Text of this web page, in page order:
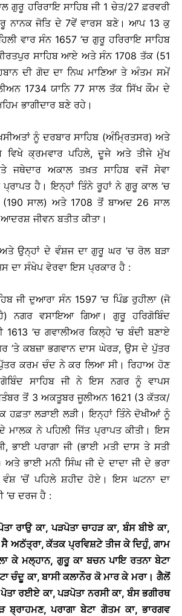
ਹਰਿਰਾਇ ਸਾਹਿਬ ਜੀ 1 ਚੇਤ/27 ਫ਼ਰਵਰੀ
ਨਾਨਕ ਜੋਤਿ ਦੇ 7ਵੇਂ ਵਾਰਸ ਬਣੇ। ਆਪ 13 ਕੁ
ਵਾਰ ਸੰਨ 1657 ’ਚ ਗੁਰੂ ਹਰਿਰਾਇ ਸਾਹਿਬ
ਸਾਹਿਬ ਆਏ ਅਤੇ ਸੰਨ 1708 ਤੱਕ (51
ਦੀ ਗੋਦ ਦਾ ਨਿਘ ਮਾਣਿਆ ਤੇ ਅੰਤਮ ਸਮੇਂ
1734 ਯਾਨਿ 77 ਸਾਲ ਤੱਕ ਸਿੱਖ ਕੌਮ ਦੇ
ਭਾਗੀਦਾਰ ਬਣੇ ਰਹੇ।
ਨੂੰ ਦਰਬਾਰ ਸਾਹਿਬ (ਅੰਮ੍ਰਿਤਸਰ) ਅਤੇ
ਵਿਖੇ ਕ੍ਰਮਵਾਰ ਪਹਿਲੇ, ਦੂਜੇ ਅਤੇ ਤੀਜੇ ਮੁੱਖ
ਜਥੇਦਾਰ ਅਕਾਲ ਤਖ਼ਤ ਸਾਹਿਬ ਵਜੋਂ ਸੇਵਾ
ਪ੍ਰਾਪਤ ਹੈ। ਇਨ੍ਹਾਂ ਤਿੰਨੇ ਰੂਹਾਂ ਨੇ ਗੁਰੂ ਕਾਲ ’ਚ
(190 ਸਾਲ) ਅਤੇ 1708 ਤੋਂ ਬਾਅਦ 26 ਸਾਲ
ਜੀਵਨ ਬਤੀਤ ਕੀਤਾ।
ਉਨ੍ਹਾਂ ਦੇ ਵੰਸ਼ਜ ਦਾ ਗੁਰੂ ਘਰ ’ਚ ਰੋਲ ਬੜਾ
ਦਾ ਸੰਖੇਪ ਵੇਰਵਾ ਇਸ ਪ੍ਰਕਾਰ ਹੈ :
ਜੀ ਦੁਆਰਾ ਸੰਨ 1597 ’ਚ ਪਿੰਡ ਰੁਹੀਲਾ (ਜੋ
ਨਗਰ ਵਸਾਇਆ ਗਿਆ। ਗੁਰੂ ਹਰਿਗੋਬਿੰਦ
1613 ’ਚ ਗਵਾਲੀਅਰ ਕਿਲ੍ਹੇ ’ਚ ਬੰਦੀ ਬਣਾਏ
’ਤੇ ਕਬਜ਼ਾ ਭਗਵਾਨ ਦਾਸ ਘੇਰੜ, ਉਸ ਦੇ ਪੁੱਤਰ
ਕਰਮ ਚੰਦ ਨੇ ਕਰ ਲਿਆ ਸੀ। ਰਿਹਾਅ ਹੋਣ
ਸਾਹਿਬ ਜੀ ਨੇ ਇਸ ਨਗਰ ਨੂੰ ਵਾਪਸ
ਤੋਂ 3 ਅਕਤੂਬਰ ਜੂਲੀਅਨ 1621 (3 ਕੱਤਕ/
ਹਫ਼ਤਾ ਲੜਾਈ ਲੜੀ। ਇਨ੍ਹਾਂ ਤਿੰਨੇ ਦੋਖੀਆਂ ਨੂੰ
ਮਾਲਕ ਨੇ ਪਹਿਲੀ ਜਿੱਤ ਪ੍ਰਾਪਤ ਕੀਤੀ। ਇਸ
ਭਾਈ ਪਰਾਗਾ ਜੀ (ਭਾਈ ਮਤੀ ਦਾਸ ਤੇ ਸਤੀ
ਅਤੇ ਭਾਈ ਮਨੀ ਸਿੰਘ ਜੀ ਦੇ ਦਾਦਾ ਜੀ ਦੇ ਭਰਾ
’ਚੋਂ ਪਹਿਲੇ ਸ਼ਹੀਦ ਹੋਏ। ਇਸ ਘਟਨਾ ਦਾ
’ਚ ਦਰਜ ਹੈ :
ਰਾਉ ਕਾ, ਪੜਪੋਤਾ ਚਾਹੜ ਕਾ, ਬੰਸ ਬੀਝੇ ਕਾ,
ਅਠੱਤ੍ਰਾ, ਕੱਤਕ ਪ੍ਰਵਿਸ਼ਟੇ ਤੀਜ ਕੇ ਦਿਹੁੰ, ਗਾਮ
ਕੇ ਮਲ੍ਹਾਨ, ਗੁਰੂ ਕਾ ਬਚਨ ਪਾਇ ਰਤਨਾ ਬੇਟਾ
ਚੰਦੂ ਕਾ, ਬਾਸੀ ਕਲਾਨੌਰ ਕੋ ਮਾਰ ਕੇ ਮਰਾ। ਗੈਲੋਂ
ਪੋਤਾ ਰਈਏ ਕਾ, ਪੜਪੋਤਾ ਨਰਸੀ ਕਾ, ਬੰਸ ਭਗੀਰਥ
ਬ੍ਰਾਹਮਣ, ਪਰਾਗਾ ਬੇਟਾ ਗੋਤਮ ਕਾ, ਭਾਰਗਵ